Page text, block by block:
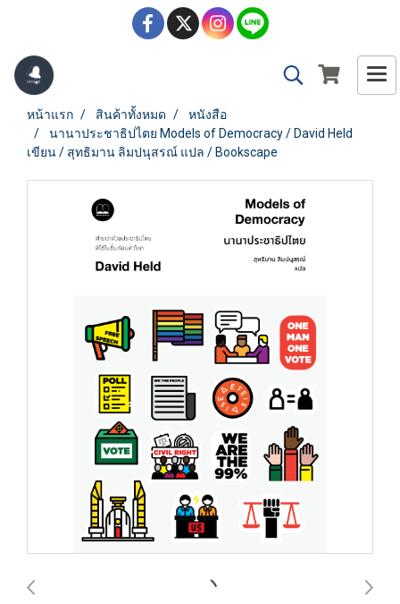
หน้าแรก สินค้าทั้งหมด
หนังสือ
นานาประชาธิปไตย Models of Democracy / David Held
เขียน / สุทธิมาน ลิมปนุสรณ์ แปล / Bookscape